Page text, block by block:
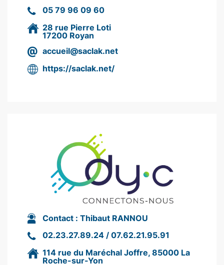
05 79 96 09 60
28 rue Pierre Loti
17200 Royan
accueil@saclak.net
https://saclak.net/
Contact : Thibaut RANNOU
02.23.27.89.24 / 07.62.21.95.91
114 rue du Maréchal Joffre, 85000 La
Roche-sur-Yon